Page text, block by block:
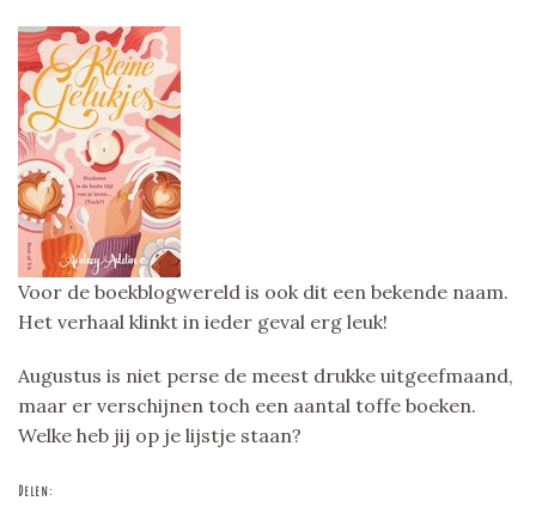
Voor de boekblogwereld is ook dit een bekende naam.
Het verhaal klinkt in ieder geval erg leuk!
Augustus is niet perse de meest drukke uitgeefmaand,
maar er verschijnen toch een aantal toffe boeken.
Welke heb jij op je lijstje staan?
Delen: